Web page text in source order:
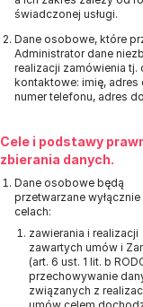
świadczonej usługi.
Dane osobowe, które
Administrator dane
realizacji zamówienia tj.
kontaktowe: imię, adres
numer telefonu, adres
Cele i podstawy
zbierania danych.
Dane osobowe będą
przetwarzane wyłącznie
celach:
zawierania i realizacji
zawartych umów i
(art. 6 ust. 1 lit. b
przechowywanie
związanych z